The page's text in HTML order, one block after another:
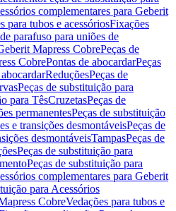
complementares para Geberit
para tubos e acessóriosFixações
parafuso para uniões de
Mapress CobrePeças de
CobrePontas de abocardarPeças
ReduçõesPeças de
Peças de substituição para
para TêsCruzetasPeças de
permanentesPeças de substituição
e transições desmontáveisPeças de
desmontáveisTampasPeças de
Peças de substituição para
Peças de substituição para
complementares para Geberit
para Acessórios
CobreVedações para tubos e